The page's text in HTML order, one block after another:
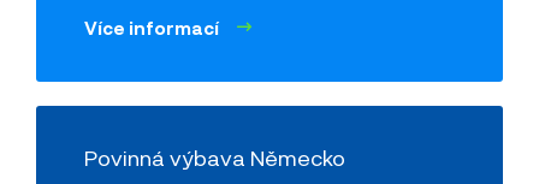
Více informací
Povinná výbava Německo